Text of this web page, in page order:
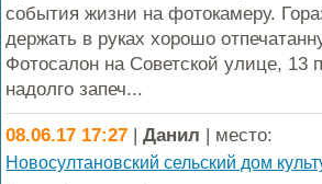
события жизни на фотокамеру.
держать в руках хорошо
Фотосалон на Советской улице, 13
надолго запеч...
08.06.17 17:27 |Данил | место:
Новосултановский сельский дом